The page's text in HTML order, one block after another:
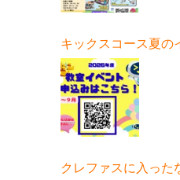
キックスコース夏の
クレファスに入った